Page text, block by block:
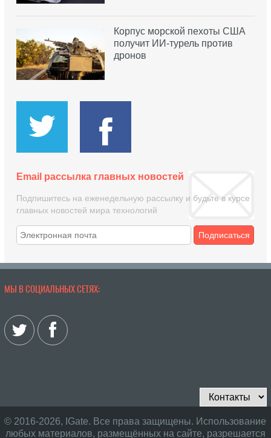
Корпус морской пехоты США
получит ИИ-турель против
дронов
Email рассылка главных новостей
Подпишитесь на еженедельную рассылку и будьте в курсе
главных новостей мира технологий
Подписаться
МЫ В СОЦИАЛЬНЫХ СЕТЯХ:
© 2016-2026, IGate. Все права защищены. Использование
любых материалов, размещённых на сайте, разрешается